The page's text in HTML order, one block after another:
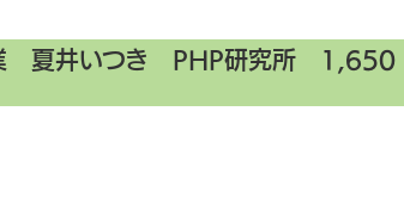
業 夏井いつき PHP研究所 1,650